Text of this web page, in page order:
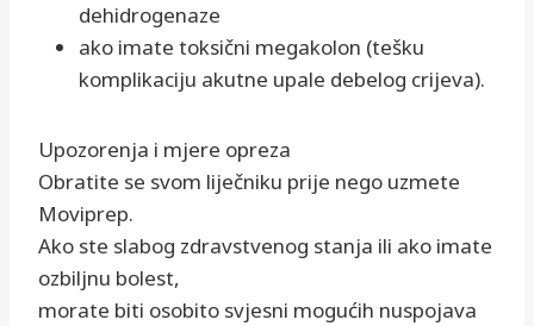
dehidrogenaze
ako imate toksični megakolon (tešku
komplikaciju akutne upale debelog crijeva).
Upozorenja i mjere opreza
Obratite se svom liječniku prije nego uzmete
Moviprep.
Ako ste slabog zdravstvenog stanja ili ako imate
ozbiljnu bolest,
morate biti osobito svjesni mogućih nuspojava